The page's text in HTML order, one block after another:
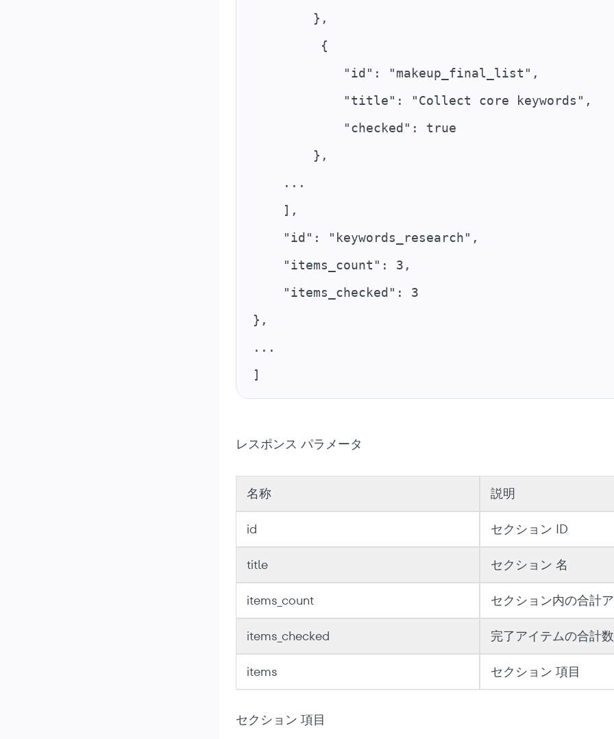
        },
         {
            "id": "makeup_final_list",
            "title": "Collect core keywords",
            "checked": true
        },
    ...
    ],
    "id": "keywords_research",
    "items_count": 3,
    "items_checked": 3
},
...
]
レスポンス パラメータ
名称 説明
id セクション ID
title セクション 名
items_count セクション内の合計
items_checked 完了アイテムの合計数
items セクション 項目
セクション 項目